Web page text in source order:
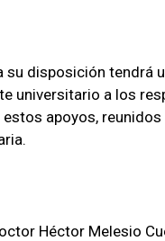
su disposición tendrá
universitario a los
apoyos, reunidos
Héctor Melesio